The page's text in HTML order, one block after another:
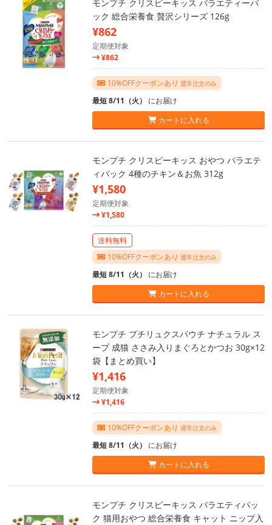
モンプチ クリスピーキッス バラエティーパ
ック 総合栄養食 贅沢シリーズ 126g
¥862
定期便対象
¥862
10%OFFクーポンあり 通常注文のみ
最短 8/11（火） にお届け
カートに入れる
モンプチ クリスピーキッス おやつ バラエテ
ィパック 4種のチキン＆お魚 312g
¥1,580
定期便対象
¥1,580
送料無料
10%OFFクーポンあり 通常注文のみ
最短 8/11（火） にお届け
カートに入れる
モンプチ プチリュクスパウチ ナチュラル ス
ープ 成猫 ささみ入りまぐろとかつお 30g×12
袋【まとめ買い】
¥1,416
定期便対象
¥1,416
10%OFFクーポンあり 通常注文のみ
最短 8/11（火） にお届け
カートに入れる
モンプチ クリスピーキッス バラエティパッ
ク 猫用おやつ 総合栄養食 キャット ニップ入